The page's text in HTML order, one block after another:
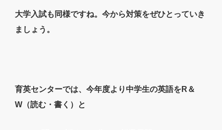
大学入試も同様ですね。今から対策をぜひとっていき
ましょう。
育英センターでは、今年度より中学生の英語をR＆
W（読む・書く）と